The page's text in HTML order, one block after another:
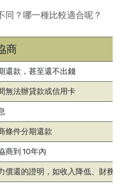
同？哪一種比較適合呢？
商
還款，甚至還不出錢
無法辦貸款或信用卡
條件分期還款
商到 10年內
償還的證明，如收入降低、財務